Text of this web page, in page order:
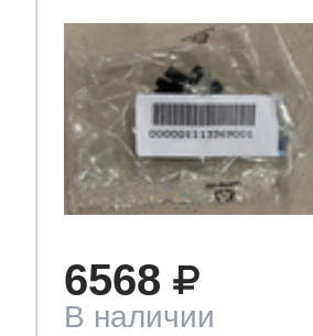
6568
В наличии